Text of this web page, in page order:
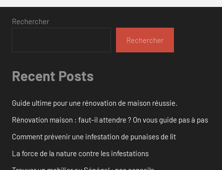
Rechercher
Rechercher
Recent Posts
Guide ultime pour une rénovation de maison réussie.
Rénovation maison : faut-il attendre ? On vous guide pas à pas
Comment prévenir une infestation de punaises de lit
La force de la nature contre les infestations